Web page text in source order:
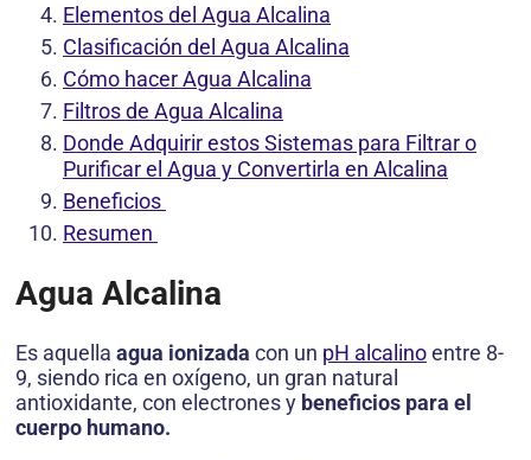
Elementos del Agua Alcalina
Clasificación del Agua Alcalina
Cómo hacer Agua Alcalina
Filtros de Agua Alcalina
Donde Adquirir estos Sistemas para Filtrar o
Purificar el Agua y Convertirla en Alcalina
Beneficios
Resumen
Agua Alcalina
Es aquella agua ionizada con un pH alcalinoentre 8-
9, siendo rica en oxígeno, un gran natural
antioxidante, con electrones y beneficios para el
cuerpo humano.